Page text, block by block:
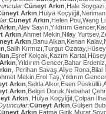
Cüneyt Arkın ,Hale
Arkın ,Hülya
Cüneyt Arkın ,Helen Pou,Wang
,Alev Sayın,Yıldırım
Arkın ,Ahmet Mekin,Nilay
Arkın ,Banu Alkan,Kenan
,Salih Kırmızı,Turgut
,Eşref Kolçak,Kazım
,Yıldırım Gencer,Bahar
, Perihan Savaş,Aliye Rona,Bilal
Mekin,Erol Taş,Yıldırım
Arkın ,Selda Alkor,Esen
Arkın ,Belgin Doruk,Nebahat
Arkın , Hülya Koçyiğit,Çolpan
Cüneyt Arkın ,Gülşen
Arkın ,Fatma Girik,Murat